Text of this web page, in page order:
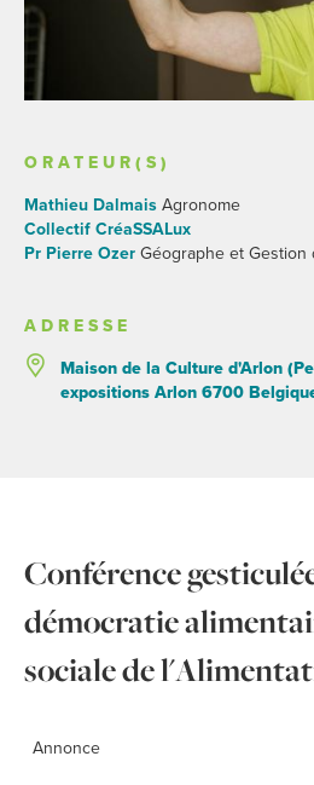
ORATEUR(S)
Mathieu Dalmais Agronome
Collectif CréaSSALux
Pr Pierre Ozer Géographe et Gestion
ADRESSE
Maison de la Culture d'Arlon
expositions Arlon 6700
Conférence
démocratie
sociale de
Annonce